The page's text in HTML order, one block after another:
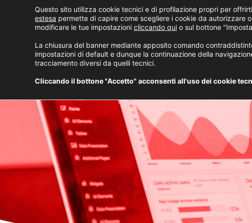
DATA
Questo sito utilizza cookie tecnici e di profilazione propri per offrirti
estesa permette di capire come scegliere i cookie da autorizzare
modificare le tue impostazioni cliccando qui o sul bottone
La chiusura del banner mediante apposito comando
impostazioni di default e dunque la continuazione della
tracciamento diversi da quelli tecnici.
Cliccando il bottone "Accetto" acconsenti all'uso dei cookie